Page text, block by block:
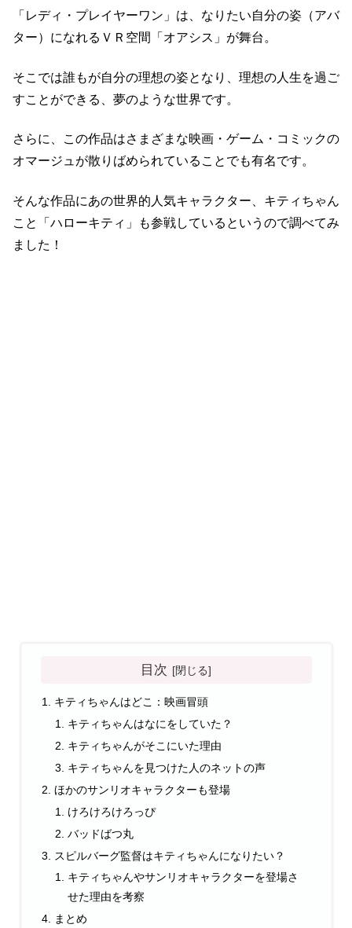
「レディ・プレイヤーワン」は、なりたい自分の姿（アバ
ター）になれるＶＲ空間「オアシス」が舞台。
そこでは誰もが自分の理想の姿となり、理想の人生を過ご
すことができる、夢のような世界です。
さらに、この作品はさまざまな映画・ゲーム・コミックの
オマージュが散りばめられていることでも有名です。
そんな作品にあの世界的人気キャラクター、キティちゃん
こと「ハローキティ」も参戦しているというので調べてみ
ました！
目次
キティちゃんはどこ：映画冒頭
キティちゃんはなにをしていた？
キティちゃんがそこにいた理由
キティちゃんを見つけた人のネットの声
ほかのサンリオキャラクターも登場
けろけろけろっぴ
バッドばつ丸
スピルバーグ監督はキティちゃんになりたい？
キティちゃんやサンリオキャラクターを登場さ
せた理由を考察
まとめ